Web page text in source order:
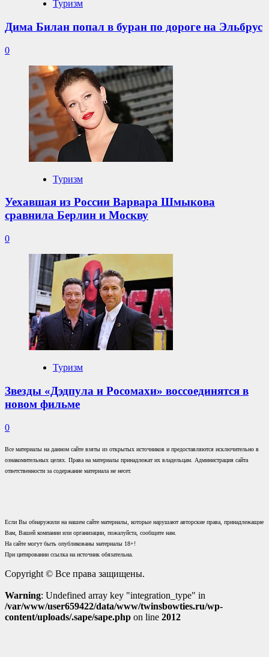
Туризм
Дима Билан попал в буран по дороге на Эльбрус
0
Туризм
Уехавшая из России Варвара Шмыкова
сравнила Берлин и Москву
0
Туризм
Звезды «Дэдпула и Росомахи» воссоединятся в
новом фильме
0
Все материалы на данном сайте взяты из открытых источников и предоставляются исключительно в
ознакомительных целях. Права на материалы принадлежат их владельцам. Администрация сайта
ответственности за содержание материала не несет.
Если Вы обнаружили на нашем сайте материалы, которые нарушают авторские права, принадлежащие
Вам, Вашей компании или организации, пожалуйста, сообщите нам.
На сайте могут быть опубликованы материалы 18+!
При цитировании ссылка на источник обязательна.
Copyright © Все права защищены.
Warning: Undefined array key "integration_type" in
/var/www/user659422/data/www/twinsbowties.ru/wp-
content/uploads/.sape/sape.php on line 2012